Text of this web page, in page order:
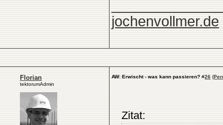
jochenvollmer.de
Florian
tektorumAdmin
AW: Erwischt - was kann passieren? #26 (
Zitat: